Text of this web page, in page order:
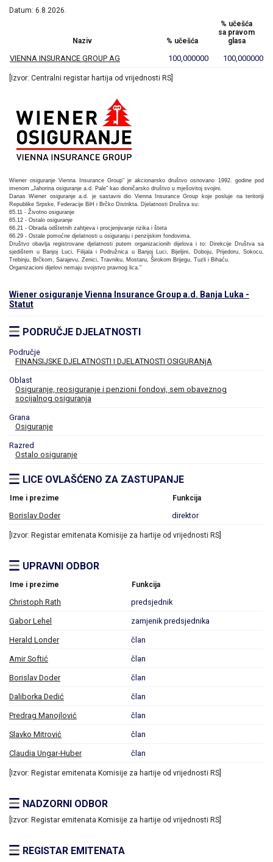
Datum: 6.8.2026.
Naziv % učešća
% učešća
sa pravom
glasa
VIENNA INSURANCE GROUP AG 100,000000 100,000000
[Izvor: Centralni registar hartija od vrijednosti RS]
Wiener osiguranje Vienna Insurance Group" je akcionarsko društvo osnovano 1992. godine pod
imenom „Jahorina osiguranje a.d. Pale" kao dioničarsko društvo u mješovitoj svojini.
Danas Wiener osiguranje a.d. je sastavni dio Vienna Insurance Group koje posluje na teritoriji
Republike Srpske, Federacije BiH i Brčko Distrikta. Djelatnosti Društva su:
65.11 - Životno osiguranje
65.12 - Ostalo osiguranje
66.21 - Obrada odštetnih zahtjeva i procjenjivanje rizika i šteta
66.29 - Ostale pomoćne djelatnosti u osiguranju i penzijskim fondovima.
Društvo obavlja registrovane djelatnosti putem organizacionih dijelova i to: Direkcije Društva sa
sjedištem u Banjoj Luci, Filijala i Podružnica u Banjoj Luci, Bijeljini, Doboju, Prijedoru, Sokocu,
Trebinju, Brčkom, Sarajevu, Zenici, Travniku, Mostaru, Širokom Brijegu, Tuzli i Bihaću.
Organizacioni dijelovi nemaju svojstvo pravnog lica."
Wiener osiguranje Vienna Insurance Group a.d. Banja Luka -
Statut
PODRUČJE DJELATNOSTI
Područje
FINANSIJSKE DJELATNOSTI I DJELATNOSTI OSIGURANjA
Oblast
Osiguranje, reosiguranje i penzioni fondovi, sem obaveznog
socijalnog osiguranja
Grana
Osiguranje
Razred
Ostalo osiguranje
LICE OVLAŠĆENO ZA ZASTUPANJE
Ime i prezime Funkcija
Borislav Doder direktor
[Izvor: Registar emitenata Komisije za hartije od vrijednosti RS]
UPRAVNI ODBOR
Ime i prezime Funkcija
Christoph Rath predsjednik
Gabor Lehel zamjenik predsjednika
Herald Londer član
Amir Softić član
Borislav Doder član
Daliborka Dedić član
Predrag Manojlović član
Slavko Mitrović član
Claudia Ungar-Huber član
[Izvor: Registar emitenata Komisije za hartije od vrijednosti RS]
NADZORNI ODBOR
[Izvor: Registar emitenata Komisije za hartije od vrijednosti RS]
REGISTAR EMITENATA